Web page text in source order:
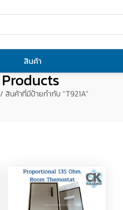
สินค้า
Products
/ สินค้าที่มีป้ายกำกับ “T921A”